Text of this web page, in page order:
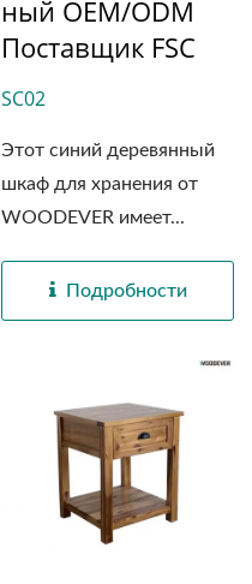
Ный OEM/ODM
Поставщик FSC
SC02
Этот синий деревянный
шкаф для хранения от
WOODEVER имеет...
Подробности